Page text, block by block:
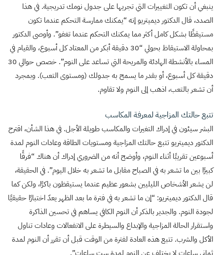
ينبغي أن تكون التغييرات التي تجريها على جدول نومك تدريجية. في هذا
الصدد، قال الدكتور ديميتريو إنه “يمكنك ممارسة التحكم عندما تكون
مستيقظًا بشكل كامل أكثر مما يمكنك التحكم عندما تغفو”. وأوصى الدكتور
بمحاولة الاستيقاظ بحولي “30 دقيقة أبكر من المعتاد كل أسبوع، والقيام في
المساء بالأنشطة الهادئة والمريحة التي تساعد على النوم”. خصص حوالي 30
دقيقة كل أسبوع، أو بقدر ما يسمح به جدولك (ومستوى التعب). وبمجرد
أن تشعر بالتعب، اذهب إلى النوم ولا تقاوم.
تتبع حالتك المزاجية لمعرفة المكاسب
البشر سيئون في إدراك التغيرات والمكاسب طويلة الأجل. في هذا الشأن، اقترح
الدكتور ديميتريو تتبع حالتك المزاجية ومستويات الطاقة وعادات النوم لمدة
أسبوعين تقريبًا أثناء النوم، وأوضح أنه من الضروري إدراك أن هناك “فرقًا
كبيرًا بين ما تشعر به في الصباح مقابل ما تشعر به خلال اليوم”. في الحقيقة،
لن يشعر الأشخاص الليليين بشعور عظيم عندما يستيقظون باكرًا، ولكن كما
قال الدكتور ديميتريو: “إن ما تشعر به في فترة ما بعد الظهر يعدّ اختبارًا حقيقيًا
لجودة النوم. والجدير بالذكر أن النوم الكافي يساهم في تحسين الذاكرة
واستقرار الحالة المزاجية والإبداع والسيطرة على الانفعالات وعادات تناول
الأكل والشرب. تتبع هذه العادة لفترة من الوقت قبل أن تقرر أن النوم لمدة